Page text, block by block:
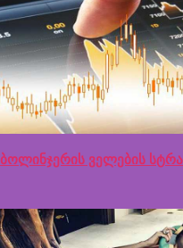
ბოლინჯერის ველების